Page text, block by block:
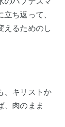
ち返って、
えるためのし
、キリストか
、肉のまま